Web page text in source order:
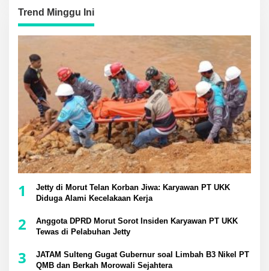
Trend Minggu Ini
1
Jetty di Morut Telan Korban Jiwa: Karyawan PT UKK
Diduga Alami Kecelakaan Kerja
2
Anggota DPRD Morut Sorot Insiden Karyawan PT UKK
Tewas di Pelabuhan Jetty
3
JATAM Sulteng Gugat Gubernur soal Limbah B3 Nikel PT
QMB dan Berkah Morowali Sejahtera